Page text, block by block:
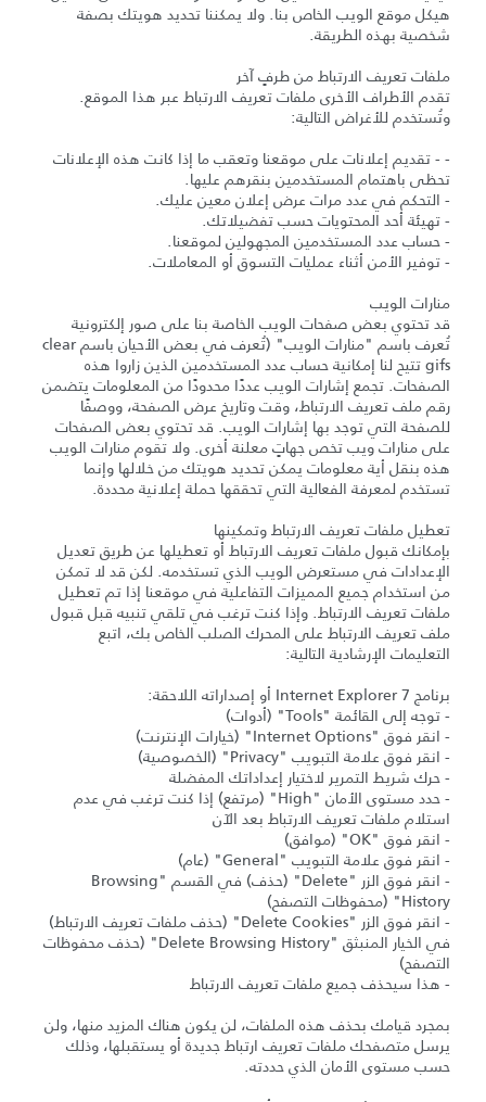
هيكل موقع الويب الخاص بنا. ولا يمكننا تحديد هويتك بصفة
شخصية بهذه الطريقة.
ملفات تعريف الارتباط من طرفٍ آخر
تقدم الأطراف الأخرى ملفات تعريف الارتباط عبر هذا الموقع.
وتُستخدم للأغراض التالية:
- - تقديم إعلانات على موقعنا وتعقب ما إذا كانت هذه الإعلانات
تحظى باهتمام المستخدمين بنقرهم عليها.
- التحكم في عدد مرات عرض إعلان معين عليك.
- تهيئة أحد المحتويات حسب تفضيلاتك.
- حساب عدد المستخدمين المجهولين لموقعنا.
- توفير الأمن أثناء عمليات التسوق أو المعاملات.
منارات الويب
قد تحتوي بعض صفحات الويب الخاصة بنا على صور إلكترونية
تُعرف باسم "منارات الويب" (تُعرف في بعض الأحيان باسم clear
gifs تتيح لنا إمكانية حساب عدد المستخدمين الذين زاروا هذه
الصفحات. تجمع إشارات الويب عددًا محدودًا من المعلومات يتضمن
رقم ملف تعريف الارتباط، وقت وتاريخ عرض الصفحة، ووصفًا
للصفحة التي توجد بها إشارات الويب. قد تحتوي بعض الصفحات
على منارات ويب تخص جهاتٍ معلنة أخرى. ولا تقوم منارات الويب
هذه بنقل أية معلومات يمكن تحديد هويتك من خلالها وإنما
تستخدم لمعرفة الفعالية التي تحققها حملة إعلانية محددة.
تعطيل ملفات تعريف الارتباط وتمكينها
بإمكانك قبول ملفات تعريف الارتباط أو تعطيلها عن طريق تعديل
الإعدادات في مستعرض الويب الذي تستخدمه. لكن قد لا تمكن
من استخدام جميع المميزات التفاعلية في موقعنا إذا تم تعطيل
ملفات تعريف الارتباط. وإذا كنت ترغب في تلقي تنبيه قبل قبول
ملف تعريف الارتباط على المحرك الصلب الخاص بك، اتبع
التعليمات الإرشادية التالية:
برنامج Internet Explorer 7 أو إصداراته اللاحقة:
- توجه إلى القائمة "Tools" (أدوات)
- انقر فوق "Internet Options" (خيارات الإنترنت)
- انقر فوق علامة التبويب "Privacy" (الخصوصية)
- حرك شريط التمرير لاختيار إعداداتك المفضلة
- حدد مستوى الأمان "High" (مرتفع) إذا كنت ترغب في عدم
استلام ملفات تعريف الارتباط بعد الآن
- انقر فوق "OK" (موافق)
- انقر فوق علامة التبويب "General" (عام)
- انقر فوق الزر "Delete" (حذف) في القسم "Browsing
History" (محفوظات التصفح)
- انقر فوق الزر "Delete Cookies" (حذف ملفات تعريف الارتباط)
في الخيار المنبثق "Delete Browsing History" (حذف محفوظات
التصفح)
- هذا سيحذف جميع ملفات تعريف الارتباط
بمجرد قيامك بحذف هذه الملفات، لن يكون هناك المزيد منها، ولن
يرسل متصفحك ملفات تعريف ارتباط جديدة أو يستقبلها، وذلك
حسب مستوى الأمان الذي حددته.